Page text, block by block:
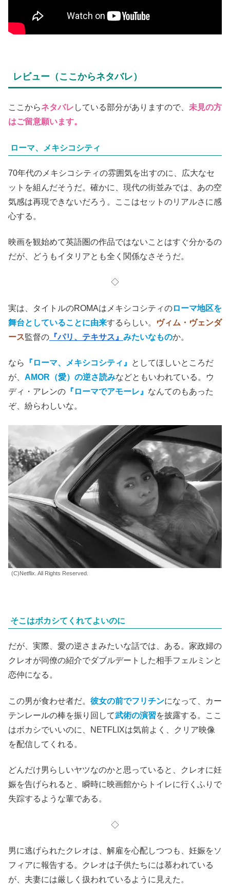
レビュー（ここからネタバレ）
ここからネタバレ している部分がありますので、 未見の方
はご留意願います。
ローマ、メキシコシティ
70年代のメキシコシティの雰囲気を出すのに、広大なセ
ットを組んだそうだ。確かに、現代の街並みでは、あの空
気感は再現できないだろう。ここはセットのリアルさに感
心する。
映画を観始めて英語圏の作品ではないことはすぐ分かるの
だが、どうもイタリアとも全く関係なさそうだ。
◇
実は、タイトルのROMAはメキシコシティのローマ地区を
舞台としていることに由来するらしい。
ヴィム・ヴェンダ
ース監督の 『パリ、テキサス』 みたいなものか。
なら 『ローマ、メキシコシティ』
としてほしいところだ
が、 AMOR（愛）の逆さ読みなどともいわれている。ウ
ディ・アレンの 『ローマでアモーレ』 なんてのもあった
ぞ、紛らわしいな。
(C)Netflix. All Rights Reserved.
そこはボカシてくれてよいのに
だが、実際、愛の逆さまみたいな話では、ある。家政婦の
クレオが同僚の紹介でダブルデートした相手フェルミンと
恋仲になる。
この男が食わせ者だ。 彼女の前でフリチンになって、カー
テンレールの棒を振り回して武術の演習を披露する。ここ
はボカシでいいのに、NETFLIXは気前よく、クリア映像
を配信してくれる。
どんだけ男らしいヤツなのかと思っていると、クレオに妊
娠を告げられると、瞬時に映画館からトイレに行くふりで
失踪するような輩である。
◇
男に逃げられたクレオは、解雇を心配しつつも、妊娠をソ
フィアに報告する。クレオは子供たちには慕われている
が、夫妻には厳しく扱われているように見えた。